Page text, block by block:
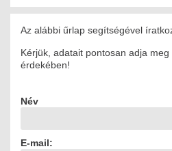
SZERVEZETI FELÉPÍTÉS
KITÜNTETETT MÉRNÖKÖK
Az alábbi űrlap segítségével
Kérjük, adatait pontosan adja
érdekében!
Név
E-mail: